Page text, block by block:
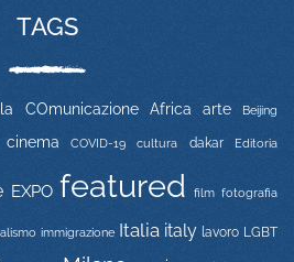
TAGS
COmunicazione Africa arte Beijing
cinema COVID-19 cultura dakar Editoria
EXPO featured film fotografia
immigrazione Italia italy lavoro LGBT